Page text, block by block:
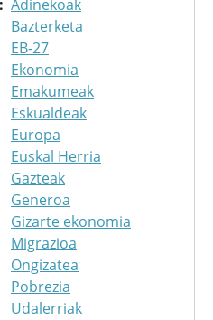
Adinekoak
Bazterketa
EB-27
Ekonomia
Emakumeak
Eskualdeak
Europa
Euskal Herria
Gazteak
Generoa
Gizarte ekonomia
Migrazioa
Ongizatea
Pobrezia
Udalerriak